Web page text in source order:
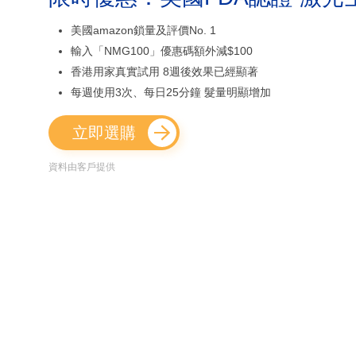
美國amazon鎖量及評價No. 1
輸入「NMG100」優惠碼額外減$100
香港用家真實試用 8週後效果已經顯著
每週使用3次、每日25分鐘 髮量明顯增加
立即選購
資料由客戶提供